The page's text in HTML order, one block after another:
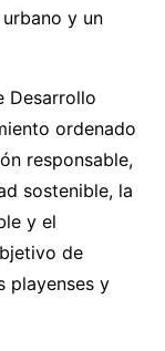
y un
Desarrollo
ordenado
responsable,
sostenible, la
y el
de
playenses y